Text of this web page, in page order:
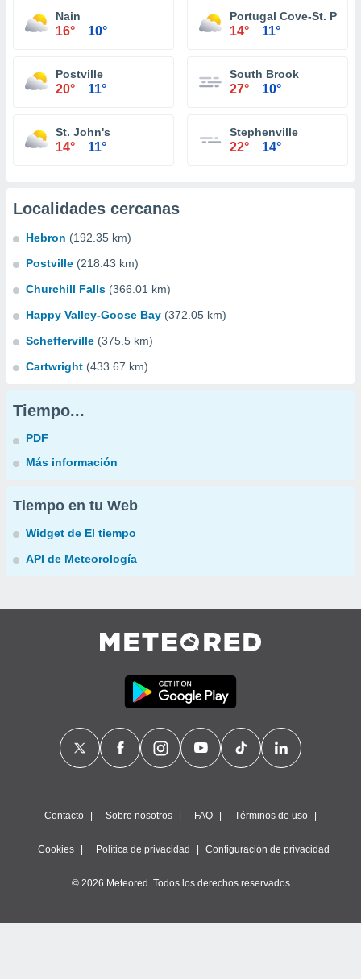
Nain
16° 10°
Portugal Cove-St.
14° 11°
Postville
20° 11°
South Brook
27° 10°
St. John's
14° 11°
Stephenville
22° 14°
Localidades cercanas
Hebron (192.35 km)
Postville (218.43 km)
Churchill Falls (366.01 km)
Happy Valley-Goose Bay (372.05 km)
Schefferville (375.5 km)
Cartwright (433.67 km)
Tiempo...
PDF
Más información
Tiempo en tu Web
Widget de El tiempo
API de Meteorología
Contacto Sobre nosotros FAQ Términos de uso
Cookies Política de privacidad Configuración de privacidad
© 2026 Meteored. Todos los derechos reservados